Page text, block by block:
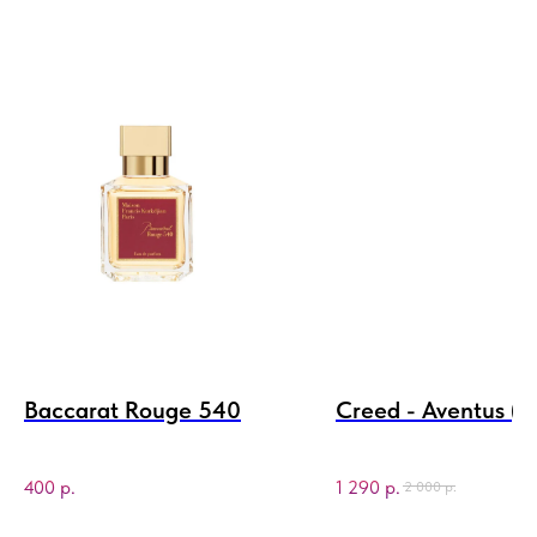
Baccarat Rouge 540
400 р.
Creed - Aventus
1 290 р. 2 000 р.